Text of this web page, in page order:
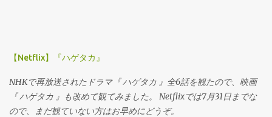
った社会主義的な視点で番組を構成しています。 日本では当たり
前のことが、ヨーロッパ、とくにフランスでは大問題にされてい
る理由のひとつに、歴史に裏打ちされた国民性があると思いま
す。 これは、レストランの予約システムをインターナショナルに
【Netflix】『ハゲタカ』
NHKで再放送されたドラマ『 ハゲタカ 』全6話を観たので、映画
『 ハゲタカ 』も改めて観てみました。 Netflixでは7月31日までな
ので、まだ観ていない方はお早めにどうぞ。